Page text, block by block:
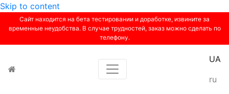
Skip to content
Сайт находится на бета тестировании и доработке, извините за
временные неудобства. В случае трудностей, заказ можно сделать по
телефону.
Toggle navigation
UA
ru